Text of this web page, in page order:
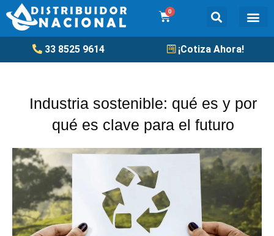
al
contenido
0
Cart
33 8525 9614 ¡Cotiza Ahora!
Industria sostenible: qué es y por
qué es clave para el futuro